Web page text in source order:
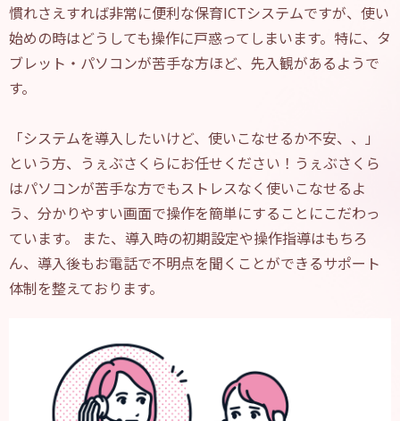
慣れさえすれば非常に便利な保育ICTシステムですが、使い
始めの時はどうしても操作に戸惑ってしまいます。特に、タ
ブレット・パソコンが苦手な方ほど、先入観があるようで
す。
「システムを導入したいけど、使いこなせるか不安、、」
という方、うぇぶさくらにお任せください！うぇぶさくら
はパソコンが苦手な方でもストレスなく使いこなせるよ
う、分かりやすい画面で操作を簡単にすることにこだわっ
ています。 また、導入時の初期設定や操作指導はもちろ
ん、導入後もお電話で不明点を聞くことができるサポート
体制を整えております。